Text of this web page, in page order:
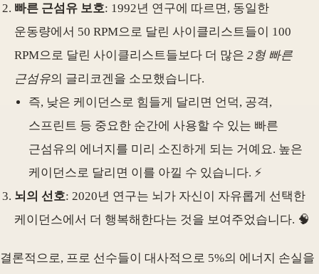
빠른 근섬유 보호: 1992년 연구에 따르면, 동일한
운동량에서 50 RPM으로 달린 사이클리스트들이 100
RPM으로 달린 사이클리스트들보다 더 많은 2형 빠른
근섬유의 글리코겐을 소모했습니다.
즉, 낮은 케이던스로 힘들게 달리면 언덕, 공격,
스프린트 등 중요한 순간에 사용할 수 있는 빠른
근섬유의 에너지를 미리 소진하게 되는 거예요. 높은
케이던스로 달리면 이를 아낄 수 있습니다. ⚡️
뇌의 선호: 2020년 연구는 뇌가 자신이 자유롭게 선택한
케이던스에서 더 행복해한다는 것을 보여주었습니다. 🧠
결론적으로, 프로 선수들이 대사적으로 5%의 에너지 손실을